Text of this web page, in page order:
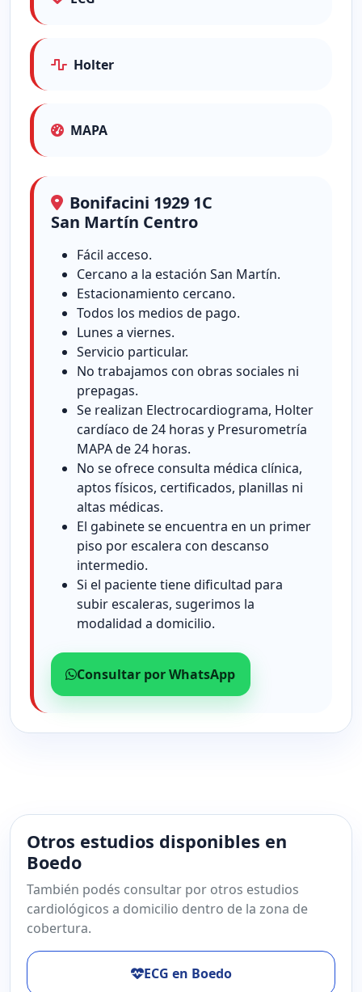
Holter
MAPA
Bonifacini 1929 1C
San Martín Centro
Fácil acceso.
Cercano a la estación San Martín.
Estacionamiento cercano.
Todos los medios de pago.
Lunes a viernes.
Servicio particular.
No trabajamos con obras sociales ni
prepagas.
Se realizan Electrocardiograma, Holter
cardíaco de 24 horas y Presurometría
MAPA de 24 horas.
No se ofrece consulta médica clínica,
aptos físicos, certificados, planillas ni
altas médicas.
El gabinete se encuentra en un primer
piso por escalera con descanso
intermedio.
Si el paciente tiene dificultad para
subir escaleras, sugerimos la
modalidad a domicilio.
Consultar por WhatsApp
Otros estudios disponibles en
Boedo
También podés consultar por otros estudios
cardiológicos a domicilio dentro de la zona de
cobertura.
ECG en Boedo